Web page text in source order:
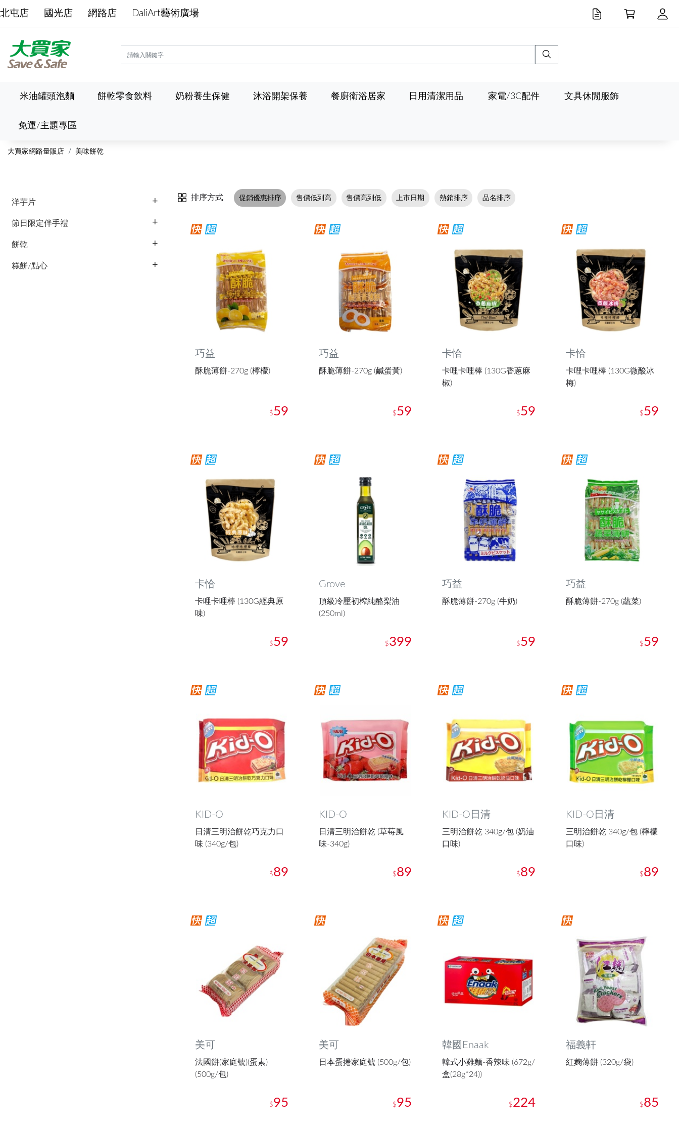
北屯店 國光店 網路店 DaliArt藝術廣場
米油罐頭泡麵 餅乾零食飲料 奶粉養生保健 沐浴開架保養 餐廚衛浴居家 日用清潔用品 家電/3C配件 文具休閒服飾
免運/主題專區
大買家網路量販店 美味餅乾
洋芋片
節日限定伴手禮
餅乾
糕餅/點心
排序方式 促銷優惠排序 售價低到高 售價高到低 上市日期 熱銷排序 品名排序
巧益
酥脆薄餅-270g (檸檬)
$59
巧益
酥脆薄餅-270g (鹹蛋黃)
$59
卡恰
卡哩卡哩棒 (130G香蔥麻
椒)
$59
卡恰
卡哩卡哩棒 (130G微酸冰
梅)
$59
卡恰
卡哩卡哩棒 (130G經典原
味)
$59
Grove
頂級冷壓初榨純酪梨油
(250ml)
$399
巧益
酥脆薄餅-270g (牛奶)
$59
巧益
酥脆薄餅-270g (蔬菜)
$59
KID-O
日清三明治餅乾巧克力口
味 (340g/包)
$89
KID-O
日清三明治餅乾 (草莓風
味-340g)
$89
KID-O日清
三明治餅乾 340g/包 (奶油
口味)
$89
KID-O日清
三明治餅乾 340g/包 (檸檬
口味)
$89
美可
法國餅(家庭號)(蛋素)
(500g/包)
$95
美可
日本蛋捲家庭號 (500g/包)
$95
韓國Enaak
韓式小雞麵-香辣味 (672g/
盒(28g*24))
$224
福義軒
紅麴薄餅 (320g/袋)
$85